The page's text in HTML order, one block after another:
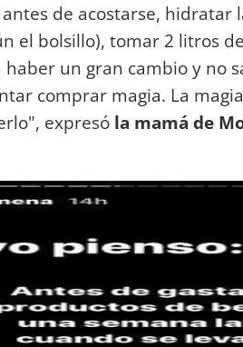
de acostarse,
el bolsillo), tomar 2 litros
un gran cambio y no
comprar magia. La
expresó la mamá de